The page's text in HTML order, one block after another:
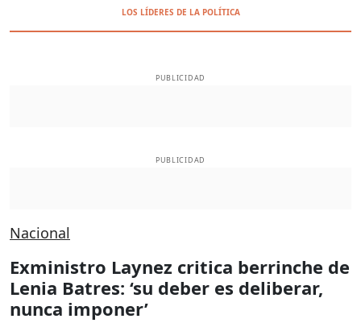
LOS LÍDERES DE LA POLÍTICA
PUBLICIDAD
PUBLICIDAD
Nacional
Exministro Laynez critica berrinche de
Lenia Batres: ‘su deber es deliberar,
nunca imponer’